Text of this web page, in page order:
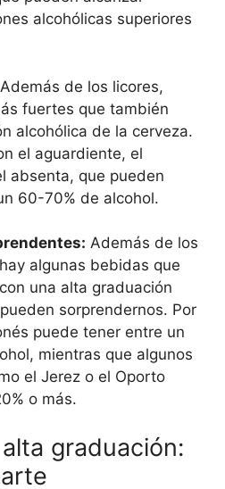
alcohólicas superiores
Además de los licores,
fuertes que también
alcohólica de la cerveza.
el aguardiente, el
absenta, que pueden
60-70% de alcohol.
Además de los
algunas bebidas que
una alta graduación
sorprendernos. Por
puede tener entre un
mientras que algunos
el Jerez o el Oporto
o más.
graduación: